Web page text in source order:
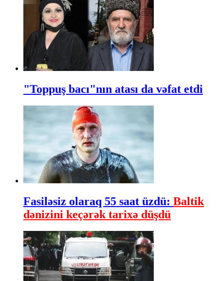
"Toppuş bacı"nın atası da vəfat etdi
Fasiləsiz olaraq 55 saat üzdü: Baltik
dənizini keçərək tarixə düşdü